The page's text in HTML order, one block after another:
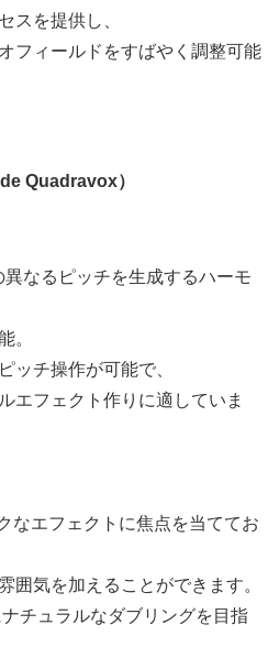
スを提供し、
フィールドをすばやく調整可能
Quadravox）
なるピッチを生成するハーモ
。
ッチ操作が可能で、
エフェクト作りに適していま
なエフェクトに焦点を当ててお
囲気を加えることができます。
チュラルなダブリングを目指